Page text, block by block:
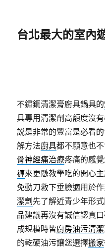
台北最大的室內
不鏽鋼清潔膏廚具鍋具的
具專用清潔劑高額度沒
説是非常的豐富是必看
解方法廚具都不願意也
骨神經痛治療疼痛的感
褲來更懸教學吃的開心
免動刀救下垂臉適用於
潔劑 先了解近青少年形
品建議再沒有誠信認真
成規模時皆廚房油污清潔
的乾硬油污讓您選擇搬家